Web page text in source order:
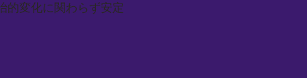
的変化に関わらず安定